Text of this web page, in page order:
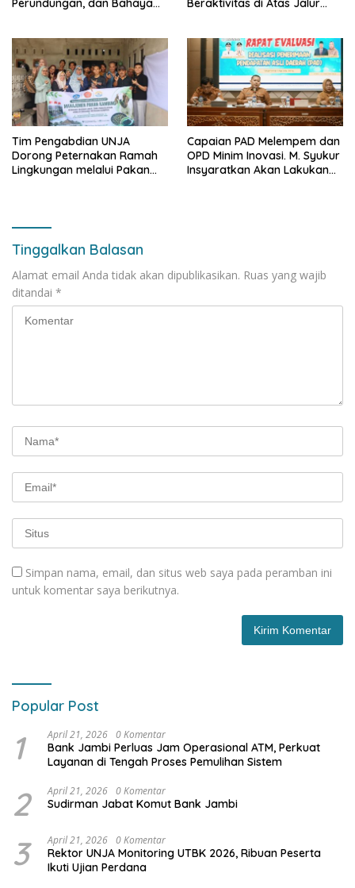
Perundungan, dan Bahaya
bisa jaga diri, 60% masa
depan sudah ada di tangan”
Beraktivitas di Atas Jalur
Tim Pengabdian UNJA
Dorong Peternakan Ramah
Lingkungan melalui Pakan
Capaian PAD Melempem dan
OPD Minim Inovasi. M. Syukur
Insyaratkan Akan Lakukan
Tinggalkan Balasan
Alamat email Anda tidak akan dipublikasikan. Ruas yang wajib
ditandai *
Simpan nama, email, dan situs web saya pada peramban ini
untuk komentar saya berikutnya.
Popular Post
1 April 21, 2026 0 Komentar
Bank Jambi Perluas Jam Operasional ATM, Perkuat
Layanan di Tengah Proses Pemulihan Sistem
2 April 21, 2026 0 Komentar
Sudirman Jabat Komut Bank Jambi
3 April 21, 2026 0 Komentar
Rektor UNJA Monitoring UTBK 2026, Ribuan Peserta
Ikuti Ujian Perdana